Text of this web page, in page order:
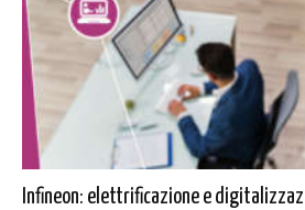
Infineon: elettrificazione e